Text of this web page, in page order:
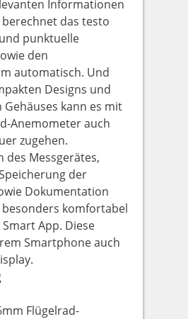
Informationen
das testo
punktuelle
den
automatisch. Und
Designs und
kann es mit
Anemometer auch
zugehen.
des Messgerätes,
der
Dokumentation
besonders komfortabel
App. Diese
Smartphone auch
Flügelrad-